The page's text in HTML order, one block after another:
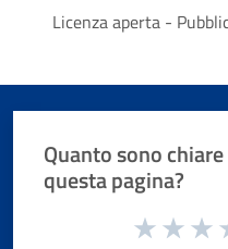
Licenza aperta -
Quanto sono
questa pagina?
Valuta da 1 a 5 stelle la